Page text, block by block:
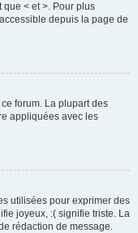
que < et >. Pour plus
depuis la page de
forum. La plupart des
appliquées avec les
utilisées pour exprimer des
joyeux, :( signifie triste. La
rédaction de message.